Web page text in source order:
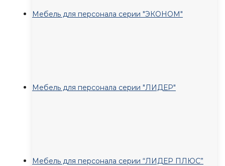
Мебель для персонала серии "ЭКОНОМ"
Мебель для персонала серии "ЛИДЕР"
Мебель для персонала серии “ЛИДЕР ПЛЮС”